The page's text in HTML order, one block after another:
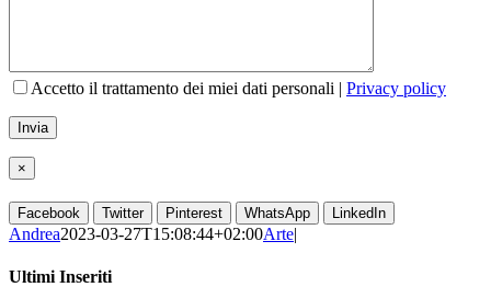
Accetto il trattamento dei miei dati personali | Privacy policy
×
Facebook Twitter Pinterest WhatsApp LinkedIn
Andrea2023-03-27T15:08:44+02:00Arte|
Ultimi Inseriti